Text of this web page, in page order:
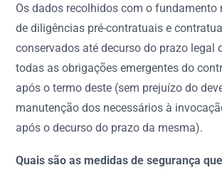
Os dados recolhidos com o fundamento
de diligências pré-contratuais e
conservados até decurso do prazo legal
todas as obrigações emergentes do
após o termo deste (sem prejuízo do
manutenção dos necessários à
após o decurso do prazo da mesma).
Quais são as medidas de segurança que